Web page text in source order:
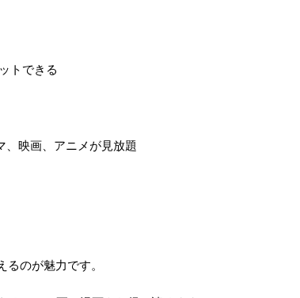
トできる
、映画、アニメが見放題
のが魅力です。